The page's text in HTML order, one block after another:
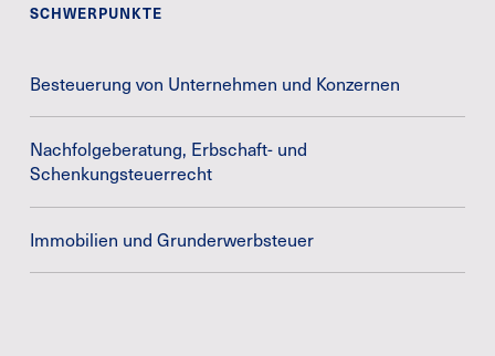
SCHWERPUNKTE
Besteuerung von Unternehmen und Konzernen
Nachfolgeberatung, Erbschaft- und
Schenkungsteuerrecht
Immobilien und Grunderwerbsteuer